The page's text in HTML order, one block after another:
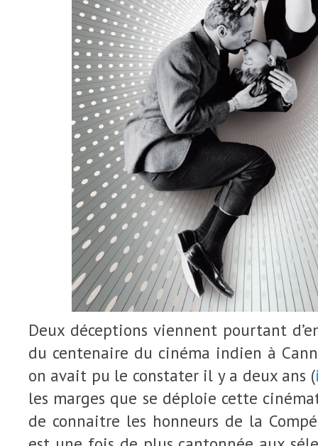
Deux déceptions viennent pourtant
du centenaire du cinéma indien à
on avait pu le constater il y a deux ans (
les marges que se déploie cette
de connaitre les honneurs de la